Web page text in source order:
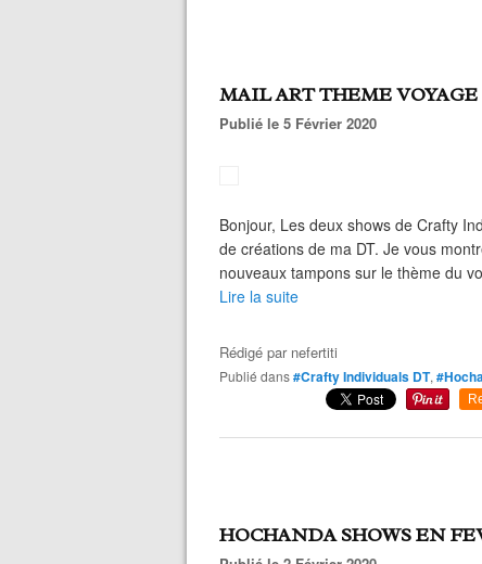
MAIL ART THEME VOYAGE
Publié le 5 Février 2020
Bonjour, Les deux shows de Crafty
de créations de ma DT. Je vous
nouveaux tampons sur le thème du
Lire la suite
Rédigé par nefertiti
Publié dans#Crafty Individuals DT,
HOCHANDA SHOWS EN